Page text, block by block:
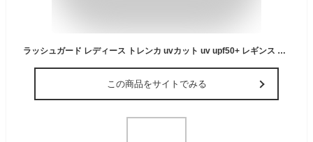
ラッシュガード レディース トレンカ uvカット uv upf50+ レギンス 水着 大きいサイズ ストレッチ 紫外線対策 体型カバー 楽 プール 海 川 山 海水浴 サーフィン シュノーケリング マリン スポーツ サウナ ヨガ おしゃれ 水陸両用
この商品をサイトでみる